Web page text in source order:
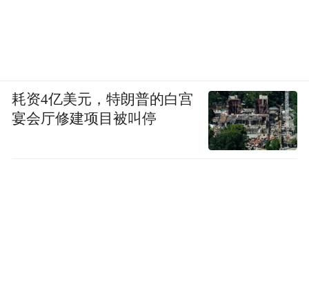
耗资4亿美元，特朗普的白宫
宴会厅修建项目被叫停